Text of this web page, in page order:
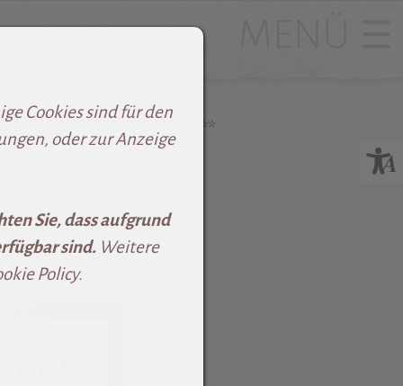
Cookies sind für den
oder zur Anzeige
Sie, dass aufgrund
sind.Weitere
Policy.